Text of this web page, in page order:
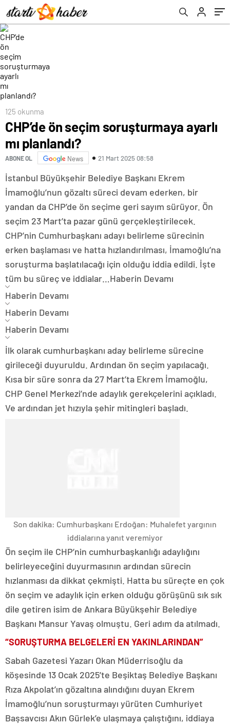
125 okunma
CHP’de ön seçim soruşturmaya ayarlı
mı planlandı?
ABONE OL News 21 Mart 2025 08:58
İstanbul Büyükşehir Belediye Başkanı Ekrem
İmamoğlu’nun gözaltı süreci devam ederken, bir
yandan da CHP’de ön seçime geri sayım sürüyor. Ön
seçim 23 Mart’ta pazar günü gerçekleştirilecek.
CHP’nin Cumhurbaşkanı adayı belirleme sürecinin
erken başlaması ve hatta hızlandırılması, İmamoğlu’na
soruşturma başlatılacağı için olduğu iddia edildi. İşte
tüm bu süreç ve iddialar… Haberin Devamı
Haberin Devamı
Haberin Devamı
Haberin Devamı
İlk olarak cumhurbaşkanı aday belirleme sürecine
girileceği duyuruldu. Ardından ön seçim yapılacağı.
Kısa bir süre sonra da 27 Mart’ta Ekrem İmamoğlu,
CHP Genel Merkezi’nde adaylık gerekçelerini açıkladı.
Ve ardından jet hızıyla şehir mitingleri başladı.
Son dakika: Cumhurbaşkanı Erdoğan: Muhalefet yargının
iddialarına yanıt veremiyor
Ön seçim ile CHP’nin cumhurbaşkanlığı adaylığını
belirleyeceğini duyurmasının ardından sürecin
hızlanması da dikkat çekmişti. Hatta bu süreçte en çok
ön seçim ve adaylık için erken olduğu görüşünü sık sık
dile getiren isim de Ankara Büyükşehir Belediye
Başkanı Mansur Yavaş olmuştu. Geri adım da atılmadı.
“SORUŞTURMA BELGELERİ EN YAKINLARINDAN”
Sabah Gazetesi Yazarı Okan Müderrisoğlu da
köşesinde 13 Ocak 2025’te Beşiktaş Belediye Başkanı
Rıza Akpolat’ın gözaltına alındığını duyan Ekrem
İmamoğlu’nun soruşturmayı yürüten Cumhuriyet
Başsavcısı Akın Gürlek’e ulaşmaya çalıştığını, iddiaya